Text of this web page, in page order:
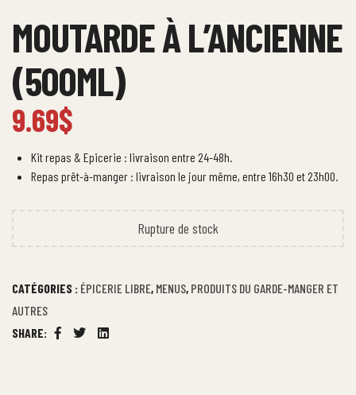
MOUTARDE À L’ANCIENNE
(500ML)
9.69$
Kit repas & Epicerie : livraison entre 24-48h.
Repas prêt-à-manger : livraison le jour même, entre 16h30 et 23h00.
Rupture de stock
CATÉGORIES : ÉPICERIE LIBRE, MENUS, PRODUITS DU GARDE-MANGER ET
AUTRES
SHARE:
Facebook
TwitterLinkedin